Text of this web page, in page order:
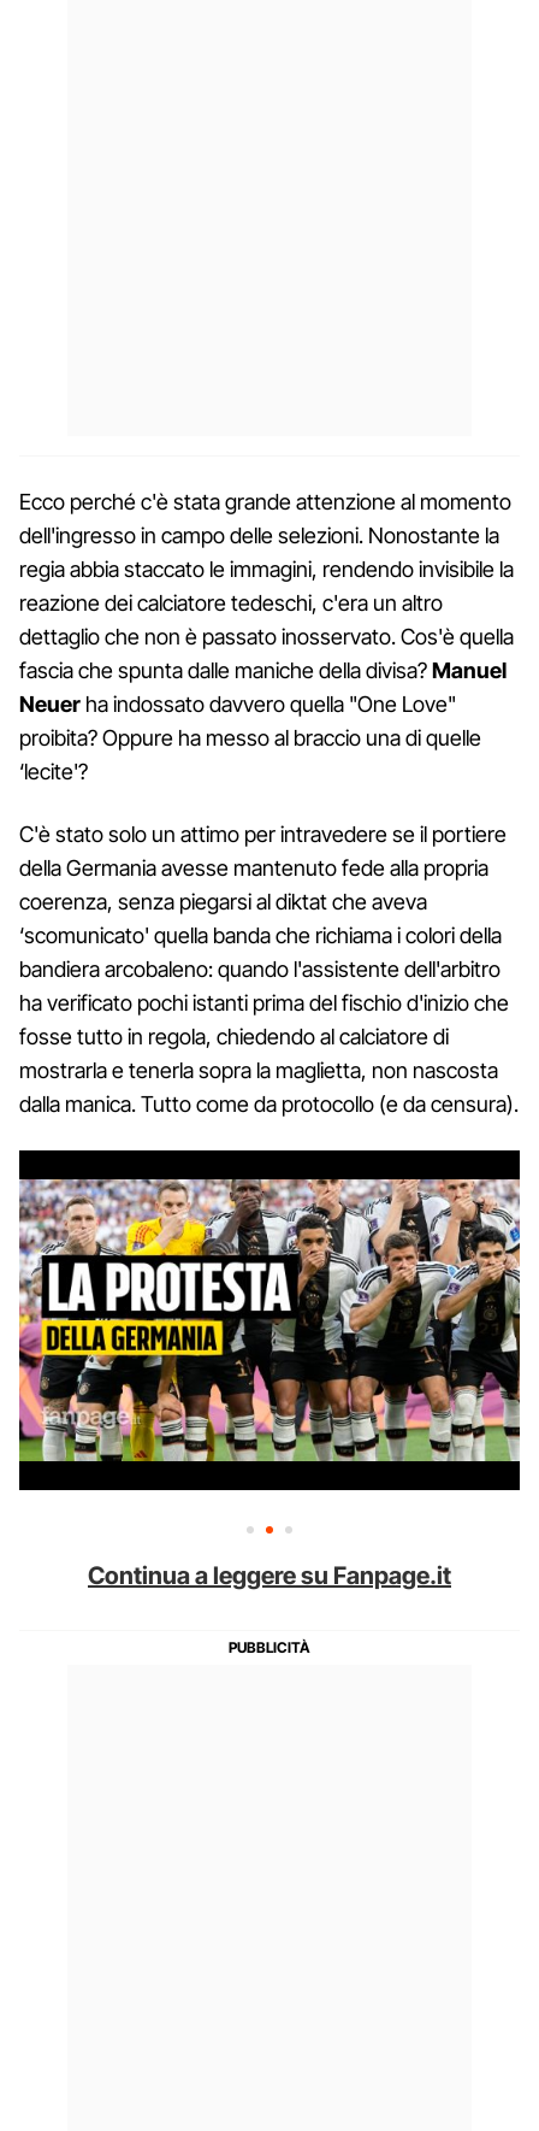
Ecco perché c'è stata grande attenzione al momento
dell'ingresso in campo delle selezioni. Nonostante la
regia abbia staccato le immagini, rendendo invisibile la
reazione dei calciatore tedeschi, c'era un altro
dettaglio che non è passato inosservato. Cos'è quella
fascia che spunta dalle maniche della divisa?Manuel
Neuer ha indossato davvero quella "One Love"
proibita? Oppure ha messo al braccio una di quelle
‘lecite'?
C'è stato solo un attimo per intravedere se il portiere
della Germania avesse mantenuto fede alla propria
coerenza, senza piegarsi al diktat che aveva
‘scomunicato' quella banda che richiama i colori della
bandiera arcobaleno: quando l'assistente dell'arbitro
ha verificato pochi istanti prima del fischio d'inizio che
fosse tutto in regola, chiedendo al calciatore di
mostrarla e tenerla sopra la maglietta, non nascosta
dalla manica. Tutto come da protocollo (e da censura).
Continua a leggere su Fanpage.it